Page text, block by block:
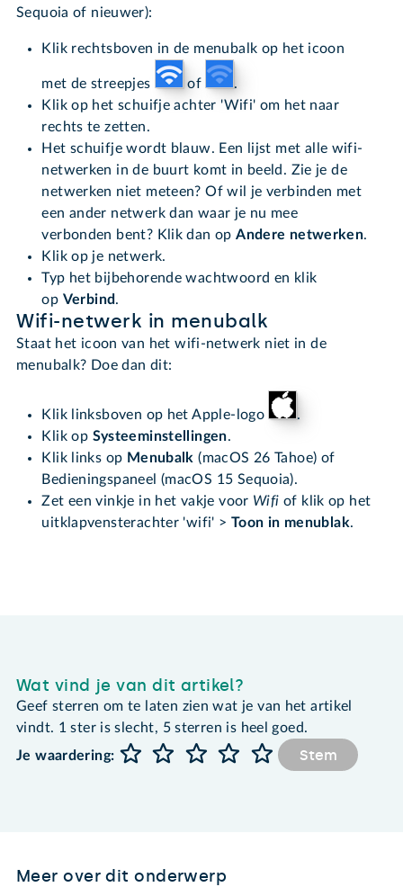
Sequoia of nieuwer):
Klik rechtsboven in de menubalk op het icoon
met de streepjes of
.
Klik op het schuifje achter 'Wifi' om het naar
rechts te zetten.
Het schuifje wordt blauw. Een lijst met alle wifi-
netwerken in de buurt komt in beeld. Zie je de
netwerken niet meteen? Of wil je verbinden met
een ander netwerk dan waar je nu mee
verbonden bent? Klik dan opAndere netwerken.
Klik op je netwerk.
Typ het bijbehorende wachtwoord en klik
op Verbind.
Wifi-netwerk in menubalk
Staat het icoon van het wifi-netwerk niet in de
menubalk? Doe dan dit:
Klik linksboven op het Apple-logo
.
Klik op Systeeminstellingen.
Klik links op Menubalk (macOS 26 Tahoe) of
Bedieningspaneel (macOS 15 Sequoia).
Zet een vinkje in het vakje voor Wifi of klik op het
uitklapvensterachter 'wifi' > Toon in menublak.
Wat vind je van dit artikel?
Geef sterren om te laten zien wat je van het artikel
vindt. 1 ster is slecht, 5 sterren is heel goed.
Je waardering:
Stem
Meer over dit onderwerp